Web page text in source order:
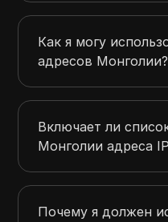
Как я могу
адресов Монголии?
Включает ли
Монголии адреса
Почему я должен